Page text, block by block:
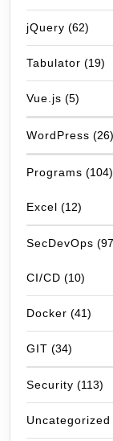
jQuery (62)
Tabulator (19)
Vue.js (5)
WordPress (26)
Programs (104)
Excel (12)
SecDevOps
CI/CD (10)
Docker (41)
GIT (34)
Security (113)
Uncategorized